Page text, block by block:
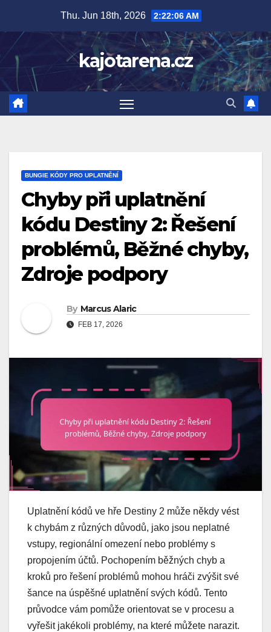
content
Thu. Jun 18th, 2026 2:22:07 AM
kajotarena.cz
BUNGIE KÓDY PRO UPLATNĚNÍ
Chyby při uplatnění
kódu Destiny 2: Řešení
problémů, Běžné chyby,
Zdroje podpory
By Marcus Alaric
FEB 17, 2026
Uplatnění kódů ve hře Destiny 2 může někdy vést
k chybám z různých důvodů, jako jsou neplatné
vstupy, regionální omezení nebo problémy s
propojením účtů. Pochopením běžných chyb a
kroků pro řešení problémů mohou hráči zvýšit své
šance na úspěšné uplatnění svých kódů. Tento
průvodce vám pomůže orientovat se v procesu a
vyřešit jakékoli problémy, na které můžete narazit.